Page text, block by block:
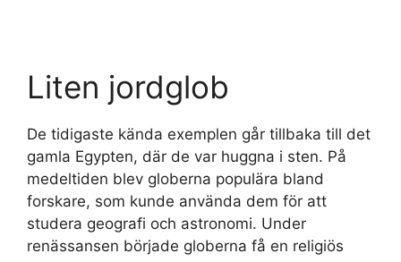
Liten jordglob
De tidigaste kända exemplen går tillbaka till det
gamla Egypten, där de var huggna i sten. På
medeltiden blev globerna populära bland
forskare, som kunde använda dem för att
studera geografi och astronomi. Under
renässansen började globerna få en religiös